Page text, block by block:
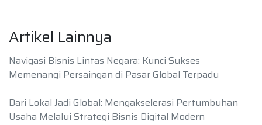
Artikel Lainnya
Navigasi Bisnis Lintas Negara: Kunci Sukses
Memenangi Persaingan di Pasar Global Terpadu
Dari Lokal Jadi Global: Mengakselerasi Pertumbuhan
Usaha Melalui Strategi Bisnis Digital Modern